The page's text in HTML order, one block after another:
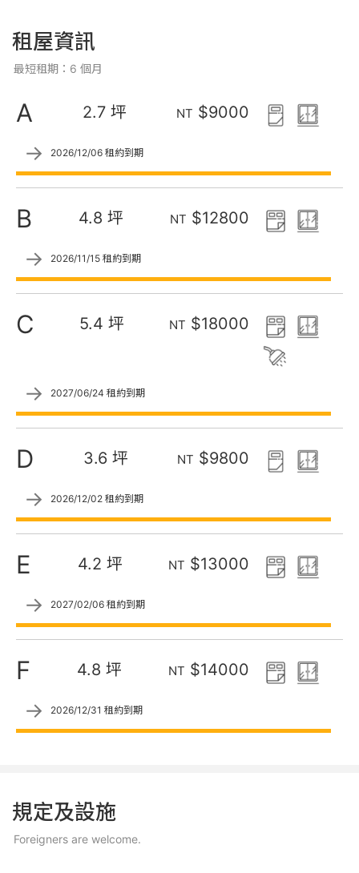
租屋資訊
最短租期：6 個月
A 2.7 坪 NT $9000
→ 2026/12/06 租約到期
B 4.8 坪 NT $12800
→ 2026/11/15 租約到期
C 5.4 坪 NT $18000
→ 2027/06/24 租約到期
D 3.6 坪 NT $9800
→ 2026/12/02 租約到期
E 4.2 坪 NT $13000
→ 2027/02/06 租約到期
F 4.8 坪 NT $14000
→ 2026/12/31 租約到期
規定及設施
Foreigners are welcome.